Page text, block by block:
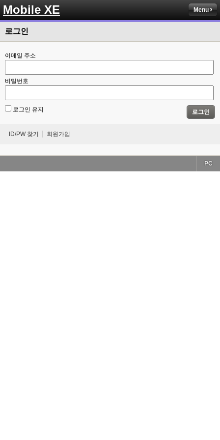
Mobile XE Menu
로그인
이메일 주소
비밀번호
로그인 유지 로그인
ID/PW 찾기 회원가입
PC